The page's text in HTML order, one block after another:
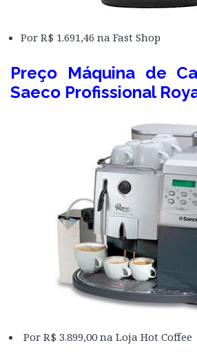
Por R$ 1.691,46 na Fast Shop
Preço Máquina de
Saeco Profissional
Por R$ 3.899,00 na Loja Hot Coffee